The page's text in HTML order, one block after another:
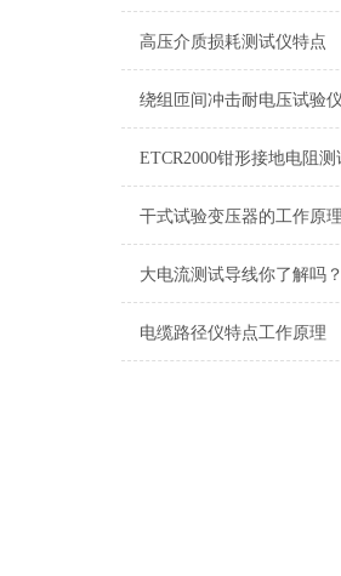
高压介质损耗测试仪特点
大电流测试导线你了解吗？
电缆路径仪特点工作原理